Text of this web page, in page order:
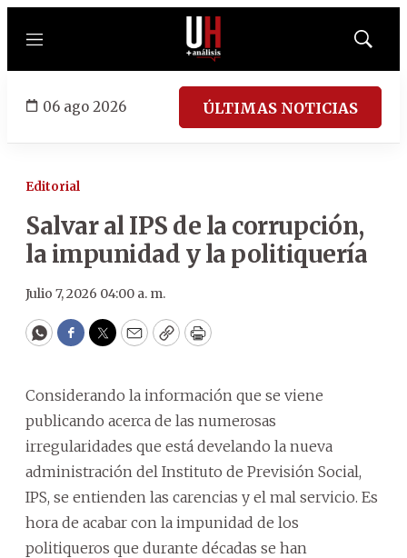
Menú
Mostrar
06 ago 2026 ÚLTIMAS NOTICIAS
Editorial
Salvar al IPS de la corrupción,
la impunidad y la politiquería
Julio 7, 2026 04:00 a. m.
WhatsApp
Facebook
Twitter
EmailCopyPrint
Considerando la información que se viene
publicando acerca de las numerosas
irregularidades que está develando la nueva
administración del Instituto de Previsión Social,
IPS, se entienden las carencias y el mal servicio. Es
hora de acabar con la impunidad de los
politiqueros que durante décadas se han